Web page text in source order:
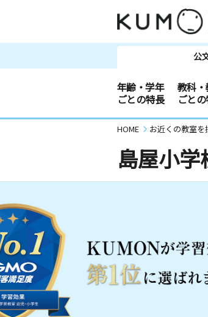
公
年齢・学年
ごとの特長
教科
ごと
HOME お近くの教室を
島屋小